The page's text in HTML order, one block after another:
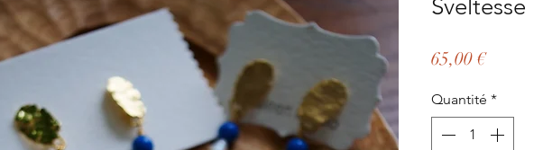
Sveltesse
65,00 €Prix
Quantité *